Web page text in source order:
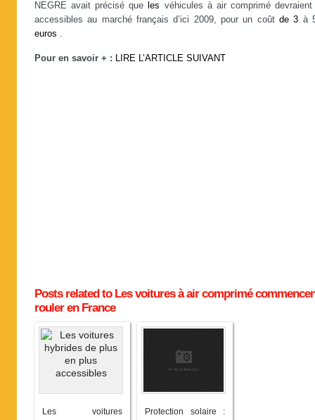
NEGRE avait précisé que
les véhicules à air comprimé devraient
accessibles au marché français d’ici 2009, pour un coût de 3 à
euros .
Pour en savoir + : LIRE L’ARTICLE SUIVANT
Posts related to Les voitures à air comprimé
rouler en France
Les voitures
Protection solaire :